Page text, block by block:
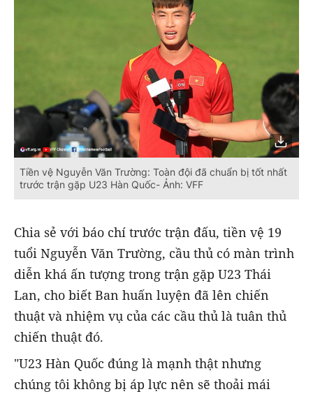
Tiền vệ Nguyễn Văn Trường: Toàn đội đã chuẩn bị tốt nhất
trước trận gặp U23 Hàn Quốc- Ảnh: VFF
Chia sẻ với báo chí trước trận đấu, tiền vệ 19
tuổi Nguyễn Văn Trường, cầu thủ có màn trình
diễn khá ấn tượng trong trận gặp U23 Thái
Lan, cho biết Ban huấn luyện đã lên chiến
thuật và nhiệm vụ của các cầu thủ là tuân thủ
chiến thuật đó.
"U23 Hàn Quốc đúng là mạnh thật nhưng
chúng tôi không bị áp lực nên sẽ thoải mái